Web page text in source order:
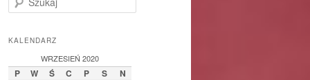
z
k
KALENDARZ
WRZESIEŃ 2020
P W Ś C P S N